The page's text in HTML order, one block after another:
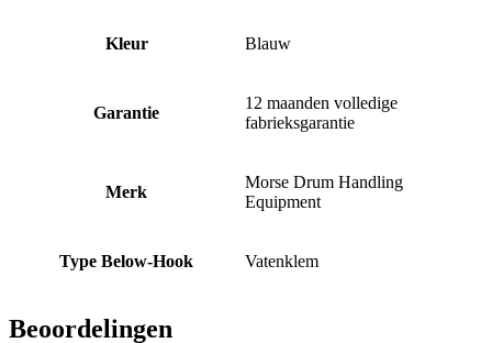
Kleur Blauw
Garantie
12 maanden volledige
fabrieksgarantie
Merk
Morse Drum Handling
Equipment
Type Below-Hook Vatenklem
Beoordelingen